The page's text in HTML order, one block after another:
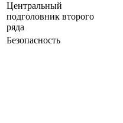
Центральный
подголовник второго
ряда
Безопасность